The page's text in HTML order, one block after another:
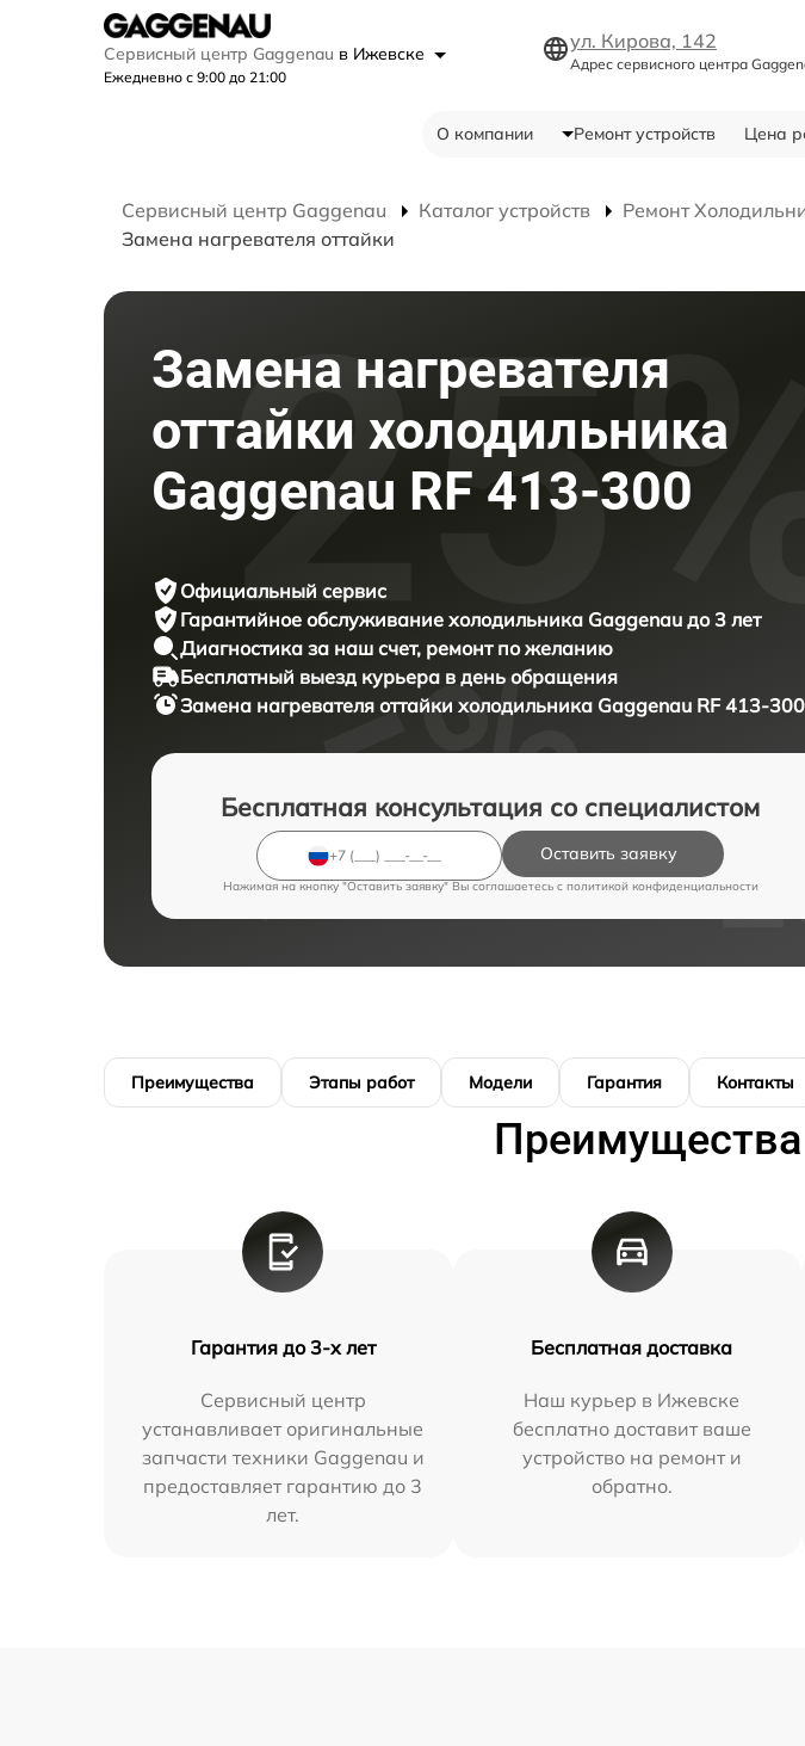
Сервисный центр Gaggenau в Ижевске
Ежедневно с 9:00 до 21:00
ул. Кирова, 142
Адрес сервисного центра
О компании Ремонт устройств Цена
Сервисный центр Gaggenau Каталог устройств Ремонт
Замена нагревателя оттайки
Замена нагревателя
оттайки холодильника
Gaggenau RF 413-300
Официальный сервис
Гарантийное обслуживание холодильника Gaggenau до 3 лет
Диагностика за наш счет, ремонт по желанию
Бесплатный выезд курьера в день обращения
Замена нагревателя оттайки холодильника Gaggenau RF 413-
Бесплатная консультация со специалистом
Оставить заявку
Нажимая на кнопку "Оставить заявку" Вы соглашаетесь c политикой конфиденциальности
Преимущества Этапы работ Модели Гарантия Контакты
Гарантия до 3-х лет
Сервисный центр
устанавливает оригинальные
запчасти техники Gaggenau и
предоставляет гарантию до 3
лет.
Бесплатная доставка
Наш курьер в Ижевске
бесплатно доставит ваше
устройство на ремонт и
обратно.